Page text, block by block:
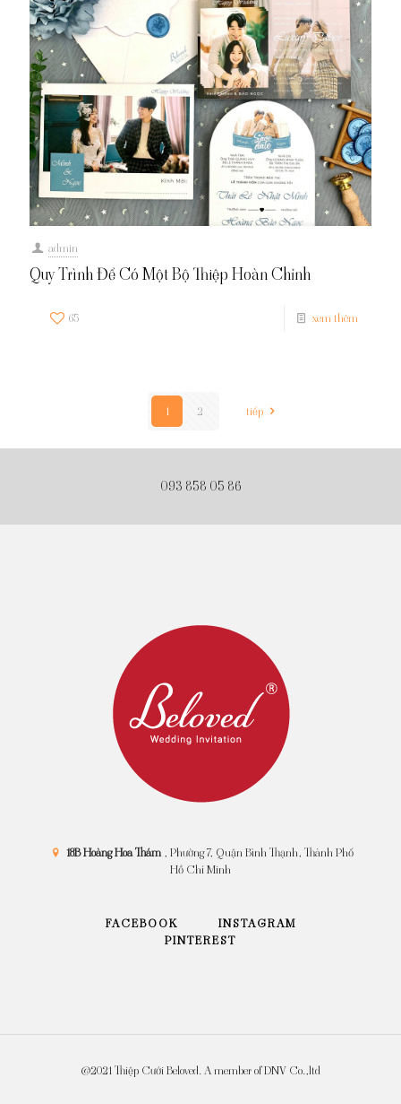
admin
Quy Trình Để Có Một Bộ Thiệp Hoàn Chỉnh
65 xem thêm
1 2 tiếp
093 858 05 86
18B Hoàng Hoa Thám, Phường 7, Quận Bình Thạnh, Thành Phố
Hồ Chí Minh
FACEBOOK
INSTAGRAM
PINTEREST
@2021 Thiệp Cưới Beloved. A member of DNV Co.,ltd